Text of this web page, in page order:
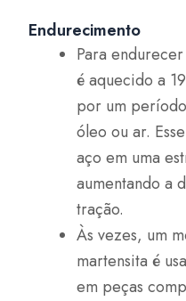
Endurecimento
Para
é aquecido a
por um
óleo ou ar.
aço em uma
aumentando a
tração.
Às vezes, um
martensita é
em peças